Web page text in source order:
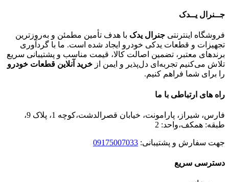
جــنرال یــدک
فروشگاه اینترنتی جنرال یدک با هدف تأمین مطمئن و به‌روزترین
تجهیزات و قطعات یدکی خودرو ایجاد شده است. ما با گردآوری
برندهای معتبر، تضمین اصالت کالا، قیمت مناسب و پشتیبانی سریع
تلاش می‌کنیم تجربه‌ای دل‌پذیر و ایمن از خرید آنلاین قطعات خودرو
را برای شما فراهم کنیم.
راه های ارتباطی با ما
فارس، شیراز، پارامونت، خیابان قصرالدشت،کوچه 1، پلاک 9،
طبقه: همکف،واحد: 2
جهت سفارش و پشتیبانی: 09175007033
دسترسی سریع